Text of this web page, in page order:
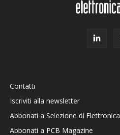
Contatti
Iscriviti alla newsletter
Abbonati a Selezione di Elettronica
Abbonati a PCB Magazine